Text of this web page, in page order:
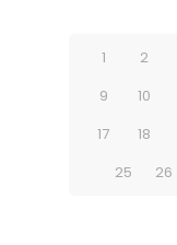
1 2
9
10
17
18
25
26